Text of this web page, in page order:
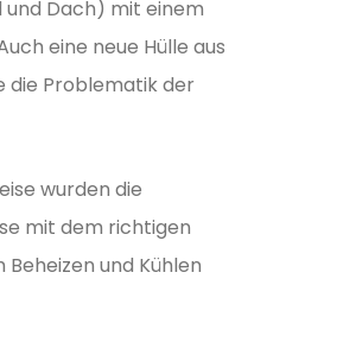
und Dach) mit einem
eine neue Hülle aus
die Problematik der
wurden die
mit dem richtigen
und Kühlen